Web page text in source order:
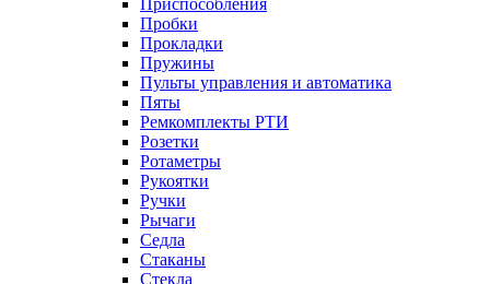
Приспособления
Пробки
Прокладки
Пружины
Пульты управления и автоматика
Пяты
Ремкомплекты РТИ
Розетки
Ротаметры
Рукоятки
Ручки
Рычаги
Седла
Стаканы
Стекла